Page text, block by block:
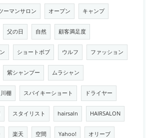
ーマンサロン オープン キャンプ
父の日 自然 顧客満足度
ショートボブ ウルフ ファッション
紫シャンプー ムラシャン
川棚 スパイキーショート ドライヤー
スタイリスト hairsaln HAIRSALON
楽天 空間 Yahoo! オリーブ